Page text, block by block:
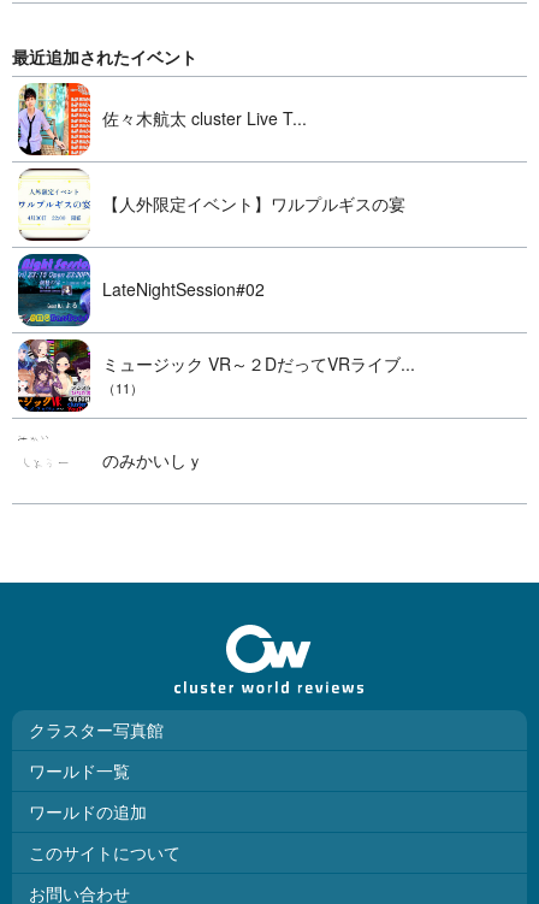
最近追加されたイベント
佐々木航太 cluster Live T...
【人外限定イベント】ワルプルギスの宴
LateNightSession#02
ミュージック VR～２DだってVRライブ...
（11）
のみかいしｙ
クラスター写真館
ワールド一覧
ワールドの追加
このサイトについて
お問い合わせ